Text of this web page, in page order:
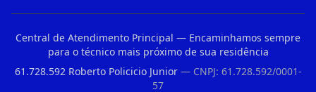
Central de Atendimento Principal — Encaminhamos sempre
para o técnico mais próximo de sua residência
61.728.592 Roberto Policicio Junior— CNPJ: 61.728.592/0001-
57